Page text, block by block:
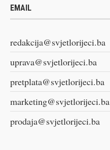
EMAIL
redakcija@svjetlorijeci.ba
uprava@svjetlorijeci.ba
pretplata@svjetlorijeci.ba
marketing@svjetlorijeci.ba
prodaja@svjetlorijeci.ba